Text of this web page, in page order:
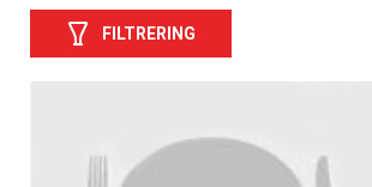
FILTRERING